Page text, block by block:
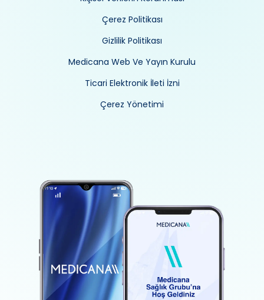
Çerez Politikası
Gizlilik Politikası
Medicana Web Ve Yayın Kurulu
Ticari Elektronik İleti İzni
Çerez Yönetimi